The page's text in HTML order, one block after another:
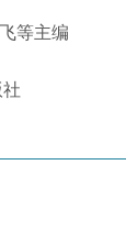
等主编